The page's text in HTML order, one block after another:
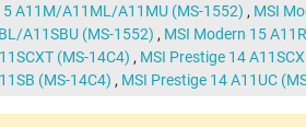
A11M/A11ML/A11MU (MS-1552) , MSI
A11SBU (MS-1552) , MSI Modern 15
(MS-14C4) , MSI Prestige 14
(MS-14C4) , MSI Prestige 14 A11UC